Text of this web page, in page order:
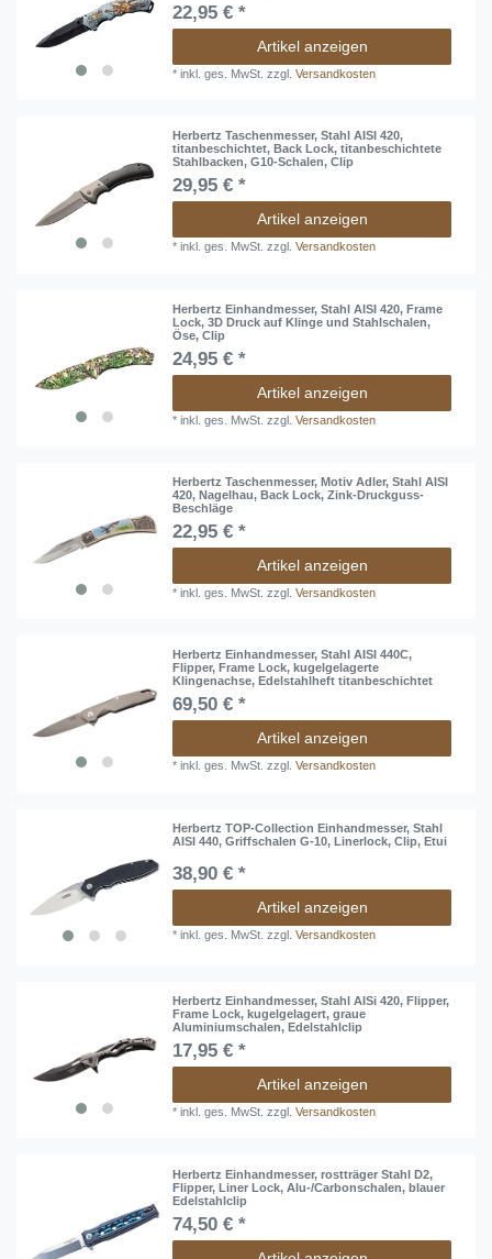
22,95 € *
Artikel anzeigen
*inkl. ges. MwSt. zzgl.Versandkosten
Herbertz Taschenmesser, Stahl AISI 420,
titanbeschichtet, Back Lock, titanbeschichtete
Stahlbacken, G10-Schalen, Clip
29,95 € *
Artikel anzeigen
*inkl. ges. MwSt. zzgl.Versandkosten
Herbertz Einhandmesser, Stahl AISI 420, Frame
Lock, 3D Druck auf Klinge und Stahlschalen,
Öse, Clip
24,95 € *
Artikel anzeigen
*inkl. ges. MwSt. zzgl.Versandkosten
Herbertz Taschenmesser, Motiv Adler, Stahl AISI
420, Nagelhau, Back Lock, Zink-Druckguss-
Beschläge
22,95 € *
Artikel anzeigen
*inkl. ges. MwSt. zzgl.Versandkosten
Herbertz Einhandmesser, Stahl AISI 440C,
Flipper, Frame Lock, kugelgelagerte
Klingenachse, Edelstahlheft titanbeschichtet
69,50 € *
Artikel anzeigen
*inkl. ges. MwSt. zzgl.Versandkosten
Herbertz TOP-Collection Einhandmesser, Stahl
AISI 440, Griffschalen G-10, Linerlock, Clip, Etui
38,90 € *
Artikel anzeigen
*inkl. ges. MwSt. zzgl.Versandkosten
Herbertz Einhandmesser, Stahl AISi 420, Flipper,
Frame Lock, kugelgelagert, graue
Aluminiumschalen, Edelstahlclip
17,95 € *
Artikel anzeigen
*inkl. ges. MwSt. zzgl.Versandkosten
Herbertz Einhandmesser, rostträger Stahl D2,
Flipper, Liner Lock, Alu-/Carbonschalen, blauer
Edelstahlclip
74,50 € *